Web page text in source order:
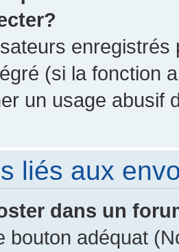
enregistrés
(si la fonction
un usage abusif
liés aux
dans un
bouton adéquat